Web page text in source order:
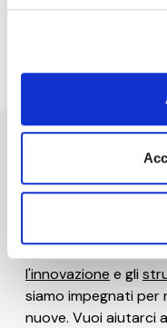
Stai navigando la
Business Labs.
Ad oggi sono
dell'innovazione, i
l'innovazione e gli
siamo impegnati per
nuove. Vuoi aiutarci